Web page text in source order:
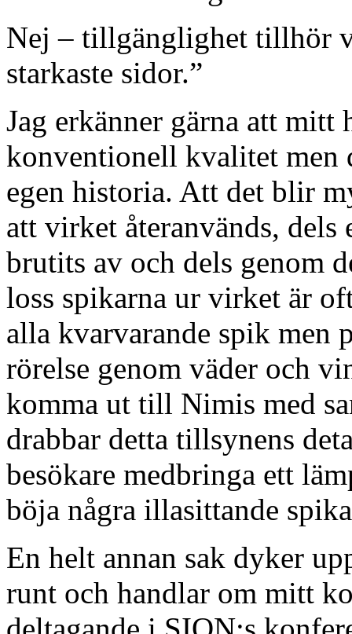
Nej – tillgänglighet tillhör
starkaste sidor.”
Jag erkänner gärna att
konventionell kvalitet men
egen historia. Att det blir
att virket återanvänds, dels
brutits av och dels genom
loss spikarna ur virket är
alla kvarvarande spik men
rörelse genom väder och
komma ut till Nimis med
drabbar detta tillsynens
besökare medbringa ett
böja några illasittande
En helt annan sak dyker
runt och handlar om mitt